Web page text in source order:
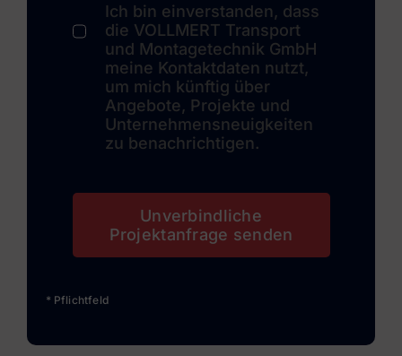
Ich bin einverstanden, dass
die VOLLMERT Transport
und Montagetechnik GmbH
meine Kontaktdaten nutzt,
um mich künftig über
Angebote, Projekte und
Unternehmensneuigkeiten
zu benachrichtigen.
Unverbindliche
Projektanfrage senden
* Pflichtfeld